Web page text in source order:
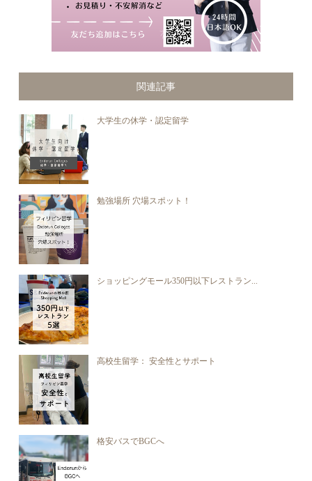
関連記事
大学生の休学・認定留学
勉強場所 穴場スポット！
ショッピングモール350円以下レストラン...
高校生留学： 安全性とサポート
格安バスでBGCへ